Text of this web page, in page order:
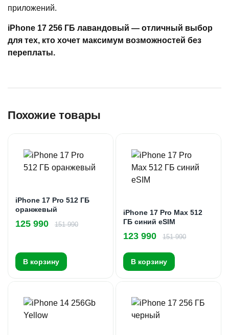
приложений.
iPhone 17 256 ГБ лавандовый — отличный выбор
для тех, кто хочет максимум возможностей без
переплаты.
Похожие товары
iPhone 17 Pro 512 ГБ
оранжевый
125 990 151 990
В корзину
iPhone 17 Pro Max 512
ГБ синий eSIM
123 990 151 990
В корзину